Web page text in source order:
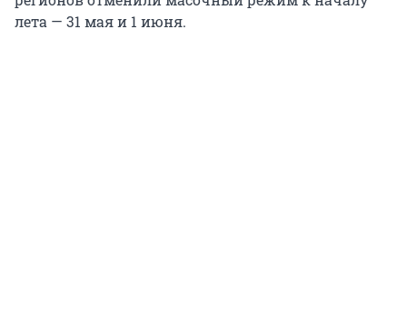
лета — 31 мая и 1 июня.